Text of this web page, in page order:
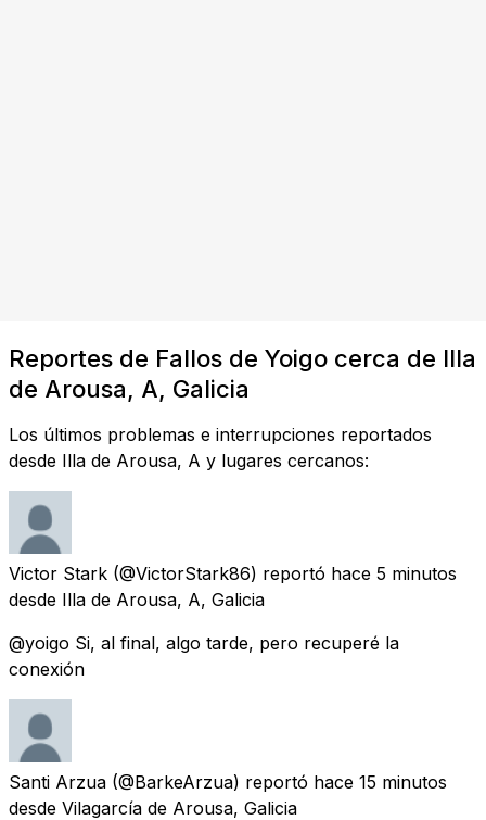
Reportes de Fallos de Yoigo cerca de Illa
de Arousa, A, Galicia
Los últimos problemas e interrupciones reportados
desde Illa de Arousa, A y lugares cercanos:
Victor Stark (@VictorStark86) reportó hace 5 minutos
desde Illa de Arousa, A, Galicia
@yoigo Si, al final, algo tarde, pero recuperé la
conexión
Santi Arzua (@BarkeArzua) reportó hace 15 minutos
desde Vilagarcía de Arousa, Galicia